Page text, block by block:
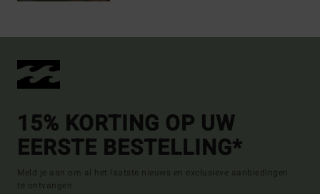
15% KORTING OP UW
EERSTE BESTELLING*
Meld je aan om al het laatste nieuws en exclusieve aanbiedingen
te ontvangen.